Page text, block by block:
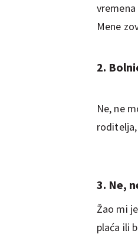
Mene
2.
Ne, ne
3. Ne,
Žao mi
plaća ili